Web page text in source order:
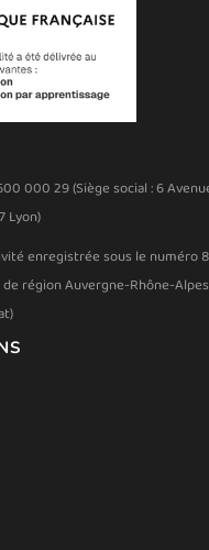
000 29 (Siège social : 6
Lyon)
enregistrée sous le numéro
région Auvergne-Rhône-